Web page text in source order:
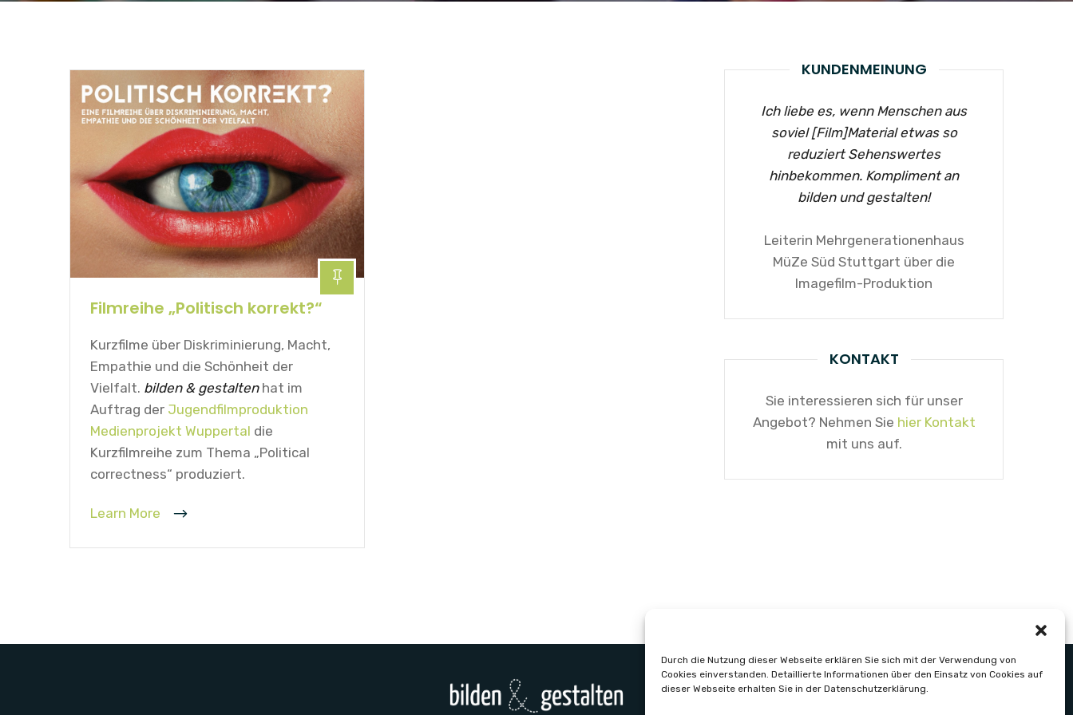
Durch die Nutzung dieser Webseite erklären Sie sich mit der Verwendung von
Cookies einverstanden. Detaillierte Informationen über den Einsatz von Cookies auf
dieser Webseite erhalten Sie in der Datenschutzerklärung.
Filmreihe „Politisch korrekt?“
Kurzfilme über Diskriminierung, Macht,
Empathie und die Schönheit der
Vielfalt. bilden & gestaltenhat im
Auftrag der Jugendfilmproduktion
Medienprojekt Wuppertal die
Kurzfilmreihe zum Thema „Political
correctness“ produziert.
Learn More
KUNDENMEINUNG
Ich liebe es, wenn Menschen aus
soviel [Film]Material etwas so
reduziert Sehenswertes
hinbekommen. Kompliment an
bilden und gestalten!
Leiterin Mehrgenerationenhaus
MüZe Süd Stuttgart über die
Imagefilm-Produktion
KONTAKT
Sie interessieren sich für unser
Angebot? Nehmen Sie hier Kontakt
mit uns auf.